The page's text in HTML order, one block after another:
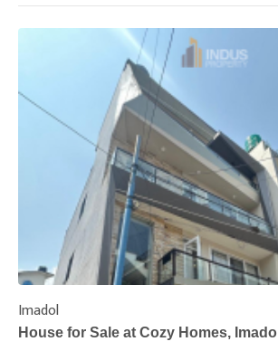
Imadol
House for Sale at Cozy Homes, Imadol